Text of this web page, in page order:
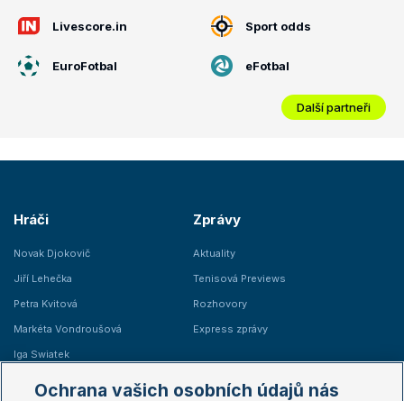
Livescore.in Sport odds
EuroFotbal eFotbal
Další partneři
Hráči
Novak Djokovič
Jiří Lehečka
Petra Kvitová
Markéta Vondroušová
Iga Swiatek
Zprávy
Aktuality
Tenisová Previews
Rozhovory
Express zprávy
Ochrana vašich osobních údajů nás